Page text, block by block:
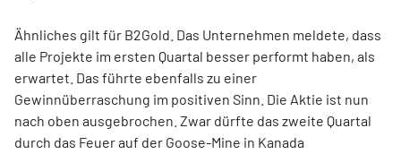
Ähnliches gilt für B2Gold. Das Unternehmen meldete, dass
alle Projekte im ersten Quartal besser performt haben, als
erwartet. Das führte ebenfalls zu einer
Gewinnüberraschung im positiven Sinn. Die Aktie ist nun
nach oben ausgebrochen. Zwar dürfte das zweite Quartal
durch das Feuer auf der Goose-Mine in Kanada